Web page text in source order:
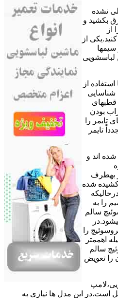
ﻧﺸﺪه
بکشید و
از
از
از
ﺷﻨﺎﺳﺎﯾﯽ
قطبهای
ﺑﻮدن
را
ﺗﺎﯾﻤﺮ
شده اند و
بهطرف
شده
را ﺑﻪ
ﺳﺎﻟﻢ
را
اهممتر
ﺳﺎﻟﻢ
را ﺗﻌﻮﯾﺾ
اﺳﺖ.در اﯾﻦ مدل ها ﻧﯿﺎزی ﺑﻪ